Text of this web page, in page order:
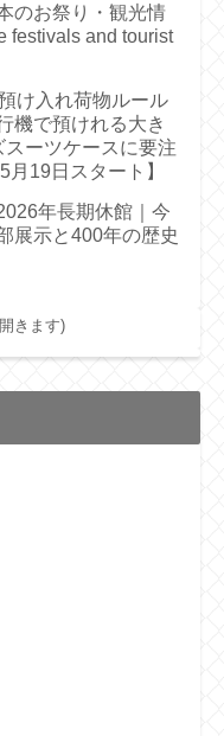
のお祭り・観光情
festivals and tourist
け入れ荷物ルール
機で預けれる大き
スーツケースに要注
月19日スタート】
年長期休館｜今
展示と400年の歴史
きます)